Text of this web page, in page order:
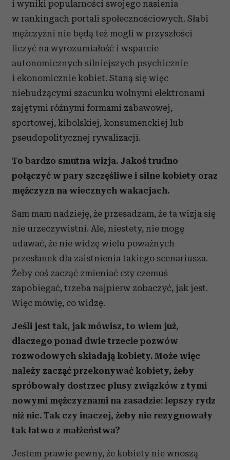
otrzymanymi od Ciebie lub uzyskanymi podczas
korzystania z ich usług.
i wyniki popularności swojego nasienia
w rankingach portali społecznościowych. Słabi
mężczyźni nie będą też mogli w przyszłości
liczyć na wyrozumiałość i wsparcie
autonomicznych silniejszych psychicznie
i ekonomicznie kobiet. Staną się więc
niebudzącymi szacunku wolnymi elektronami
zajętymi różnymi formami zabawowej,
sportowej, kibolskiej, konsumenckiej lub
pseudopolitycznej rywalizacji.
To bardzo smutna wizja. Jakoś trudno
połączyć w pary szczęśliwe i silne kobiety oraz
mężczyzn na wiecznych wakacjach.
Sam mam nadzieję, że przesadzam, że ta wizja się
nie urzeczywistni. Ale, niestety, nie mogę
udawać, że nie widzę wielu poważnych
przesłanek dla zaistnienia takiego scenariusza.
Żeby coś zacząć zmieniać czy czemuś
zapobiegać, trzeba najpierw zobaczyć, jak jest.
Więc mówię, co widzę.
Jeśli jest tak, jak mówisz, to wiem już,
dlaczego ponad dwie trzecie pozwów
rozwodowych składają kobiety. Może więc
należy zacząć przekonywać kobiety, żeby
spróbowały dostrzec plusy związków z tymi
nowymi mężczyznami na zasadzie: lepszy rydz
niż nic. Tak czy inaczej, żeby nie rezygnowały
tak łatwo z małżeństwa?
Jestem prawie pewny, że kobiety nie wnoszą